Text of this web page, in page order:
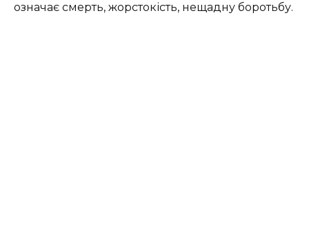
означає смерть, жорстокість, нещадну боротьбу.